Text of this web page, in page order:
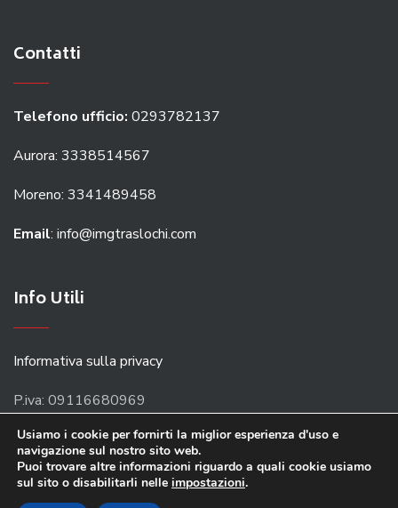
Contatti
Telefono ufficio: 0293782137
Aurora: 3338514567
Moreno: 3341489458
Email: info@imgtraslochi.com
Info Utili
Informativa sulla privacy
P.iva: 09116680969
Usiamo i cookie per fornirti la miglior esperienza d'uso e
navigazione sul nostro sito web.
Puoi trovare altre informazioni riguardo a quali cookie usiamo
sul sito o disabilitarli nelle impostazioni.